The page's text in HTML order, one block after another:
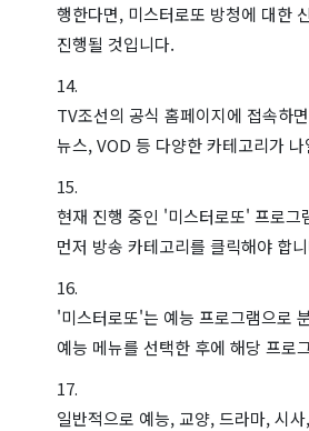
행한다면, 미스터로또 방청에 대한
진행될 것입니다.
TV조선의 공식 홈페이지에 접속하
뉴스, VOD 등 다양한 카테고리가
현재 진행 중인 '미스터로또' 프로그
먼저 방송 카테고리를 클릭해야 합
'미스터로또'는 예능 프로그램으로
예능 메뉴를 선택한 후에 해당 프로
일반적으로 예능, 교양, 드라마, 시